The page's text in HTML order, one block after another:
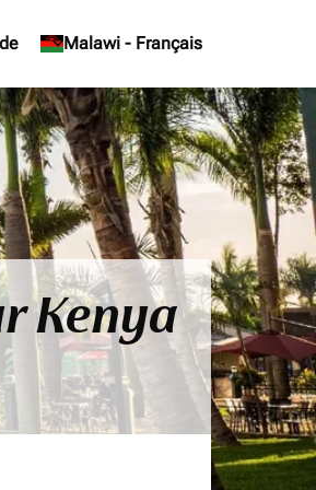
Malawi - Français
keyboard_arrow_down
Kenya